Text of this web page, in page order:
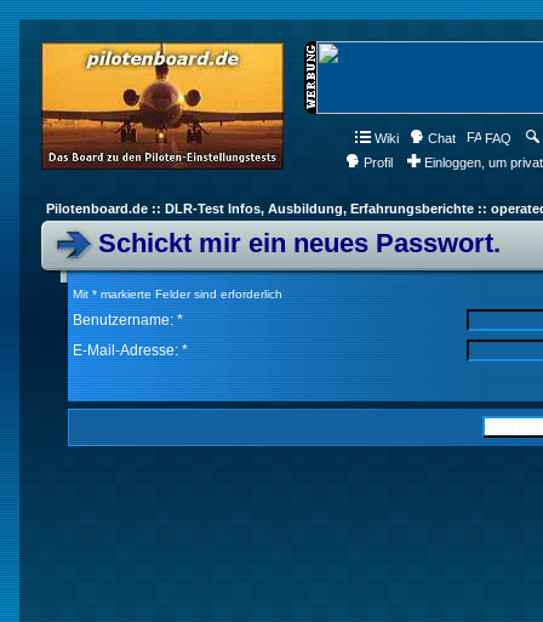
Wiki Chat FAQ
Profil
Einloggen, um
Pilotenboard.de :: DLR-Test Infos, Ausbildung, Erfahrungsberichte ::
Schickt mir ein neues Passwort.
Mit * markierte Felder sind erforderlich
Benutzername: *
E-Mail-Adresse: *